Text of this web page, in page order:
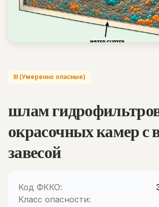
III (Умеренно опасные)
шлам
окрасочных камер с
завесой
Код ФККО:
Класс опасности: